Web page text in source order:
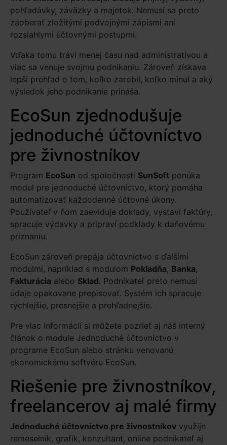
pohľadávky, záväzky a majetok. Nemusí sa preto
zaoberať zložitými podvojnými zápismi ani
rozsiahlymi účtovnými postupmi.
Vďaka tomu trávi menej času nad administratívou a
viac sa venuje svojmu podnikaniu. Zároveň získava
lepší prehľad o tom, koľko zarobil, koľko minul a aký
výsledok jeho podnikanie prináša.
EcoSun zjednodušuje
jednoduché účtovníctvo
pre živnostníkov
Program EcoSun od spoločnosti SunSoft ponúka
modul pre jednoduché účtovníctvo, ktorý pomáha
automatizovať každodenné účtovné úkony.
Používateľ v ňom zaeviduje doklady, vystaví faktúry,
spracuje výdavky a pripraví podklady k daňovému
priznaniu.
EcoSun zároveň prepája účtovníctvo s ďalšími
modulmi, napríklad s modulom Pokladňa, Banka,
Fakturácia alebo Sklad. Podnikateľ preto nemusí
údaje opakovane prepisovať. Systém ich spracuje
rýchlejšie, presnejšie a prehľadnejšie.
Pre viac informácií si môžete pozrieť aj náš interný
článok o module Jednoduché účtovníctvo v
programe EcoSun alebo stránku venovanú
ekonomickému softvéru EcoSun.
Riešenie pre živnostníkov,
freelancerov aj malé firmy
Jednoduché účtovníctvo pre živnostníkov využije
remeselník, grafik, konzultant, online podnikateľ aj